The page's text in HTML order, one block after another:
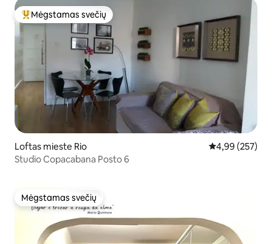
Svečių mėgstamiausias
Mėgstamas svečių
Loftas mieste Rio Vidutinis
4,99 (257)
Studio Copacabana Posto 6
Mėgstamas svečių
Mėgstamas svečių